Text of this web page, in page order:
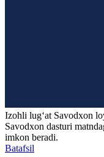
Izohli lugʻat Savodxon
Savodxon dasturi
imkon beradi.
Batafsil